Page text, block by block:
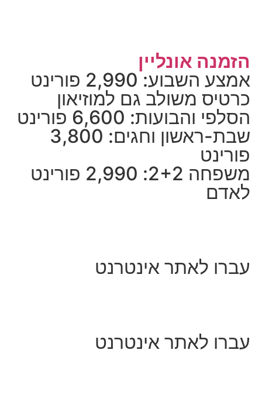
הזמנה אונליין
אמצע השבוע: 2,990 פורינט
כרטיס משולב גם למוזיאון
הסלפי והבועות: 6,600 פורינט
שבת-ראשון וחגים: 3,800
פורינט
משפחה 2+2: 2,990 פורינט
לאדם
עברו לאתר אינטרנט
עברו לאתר אינטרנט